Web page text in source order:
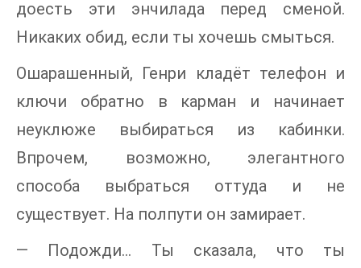
доесть эти энчилада перед сменой.
Никаких обид, если ты хочешь смыться.
Ошарашенный, Генри кладёт телефон и
ключи обратно в карман и начинает
неуклюже выбираться из кабинки.
Впрочем, возможно, элегантного
способа выбраться оттуда и не
существует. На полпути он замирает.
— Подожди… Ты сказала, что ты